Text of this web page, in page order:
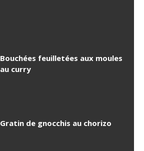
Bouchées feuilletées aux moules
au curry
Gratin de gnocchis au chorizo